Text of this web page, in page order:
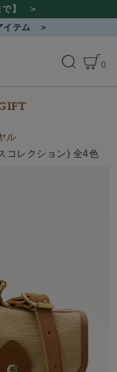
】
イテム
0
ル
コレクション) 全4色